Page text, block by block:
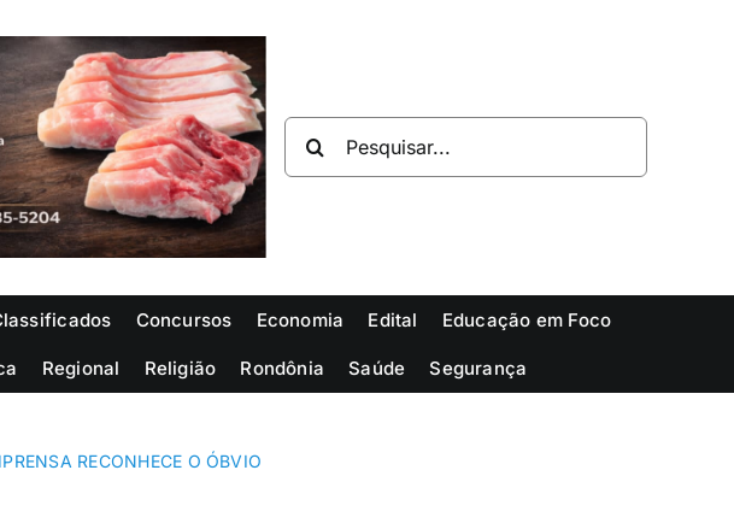
resultados
Concursos Economia Edital Educação em Foco
Regional Religião Rondônia Saúde Segurança
RECONHECE O ÓBVIO